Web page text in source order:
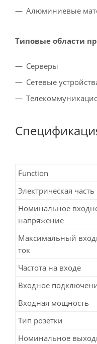
Алюминиевые
Типовые области
Серверы
Сетевые
Function
Электрическая часть
Номинальное
напряжение
Максимальный
ток
Частота на входе
Входное
Входная мощность
Тип розетки
Номинальное